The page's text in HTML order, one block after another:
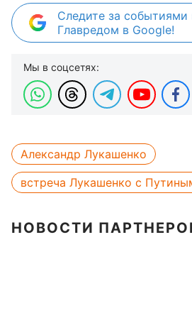
Следите за событиями
Главредом в Google!
Мы в соцсетях:
Александр Лукашенко
встреча Лукашенко с
НОВОСТИ